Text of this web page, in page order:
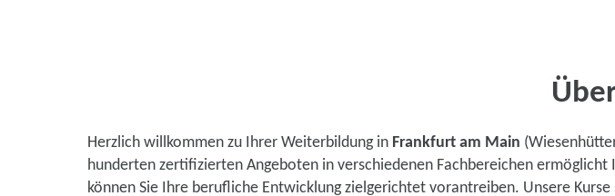
Herzlich willkommen zu Ihrer Weiterbildung in Frankfurt am Main
hunderten zertifizierten Angeboten in verschiedenen Fachbereichen
können Sie Ihre berufliche Entwicklung zielgerichtet vorantreiben. Unsere